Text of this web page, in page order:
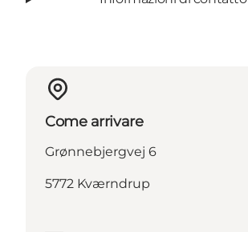
Come arrivare
Grønnebjergvej 6
5772 Kværndrup